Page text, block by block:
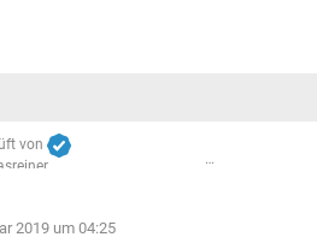
von
2019 um 04:25